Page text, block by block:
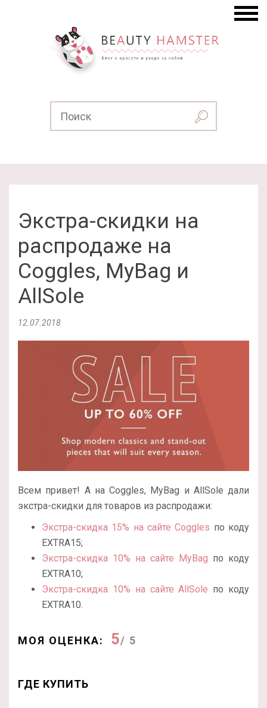
Экстра-скидки на
распродаже на
Coggles, MyBag и
AllSole
12.07.2018
Всем привет! А на Coggles, MyBag и AllSole дали
экстра-скидки для товаров из распродажи:
Экстра-скидка 15% на сайте Coggles по коду
EXTRA15;
Экстра-скидка 10% на сайте MyBag по коду
EXTRA10;
Экстра-скидка 10% на сайте AllSole по коду
EXTRA10.
МОЯ ОЦЕНКА: 5/ 5
ГДЕ КУПИТЬ